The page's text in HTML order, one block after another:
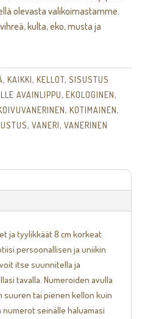
olevasta valikoimastamme.
kulta, eko, musta ja
, KAIKKI , KELLOT, SISUSTUS
AVAINLIPPU, EKOLOGINEN,
, KOTIMAINEN,
, VANERI , VANERINEN
ja tyylikkäät 8 cm korkeat
persoonallisen ja uniikin
itse suunnitella ja
tavalla. Numeroiden avulla
suuren tai pienen kellon kuin
seinälle haluamasi